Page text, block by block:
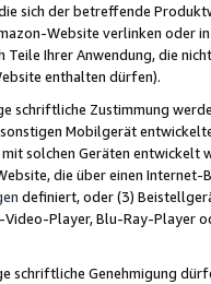
sich der betreffende
Website verlinken oder
Ihrer Anwendung, die
enthalten dürfen).
schriftliche Zustimmung
Mobilgerät
solchen Geräten
die über einen
definiert, oder (3)
Player, Blu-Ray-Player
schriftliche Genehmigung